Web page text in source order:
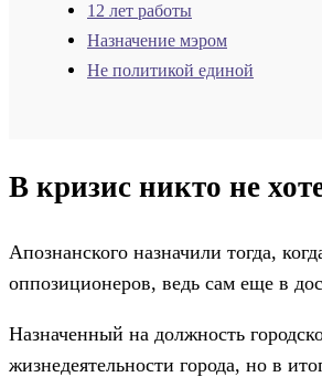
12 лет работы
Назначение мэром
Не политикой единой
В кризис никто не
Апознанского назначили тогда,
оппозиционеров, ведь сам еще в
Назначенный на должность
жизнедеятельности города, но в